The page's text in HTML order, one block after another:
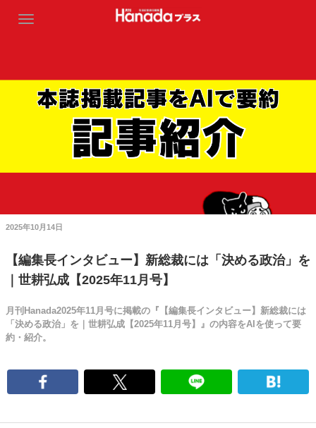
2025年10月14日
【編集長インタビュー】新総裁には「決める政治」を
｜世耕弘成【2025年11月号】
月刊Hanada2025年11月号に掲載の『【編集長インタビュー】新総裁には
「決める政治」を｜世耕弘成【2025年11月号】』の内容をAIを使って要
約・紹介。